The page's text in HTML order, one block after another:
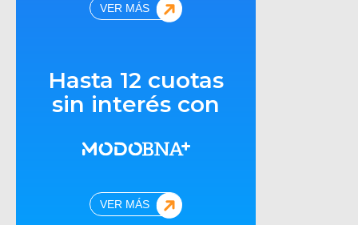
VER MÁS
Hasta 12 cuotas
sin interés con
VER MÁS